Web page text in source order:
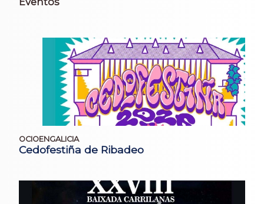
OCIOENGALICIA
Cedofestiña de Ribadeo